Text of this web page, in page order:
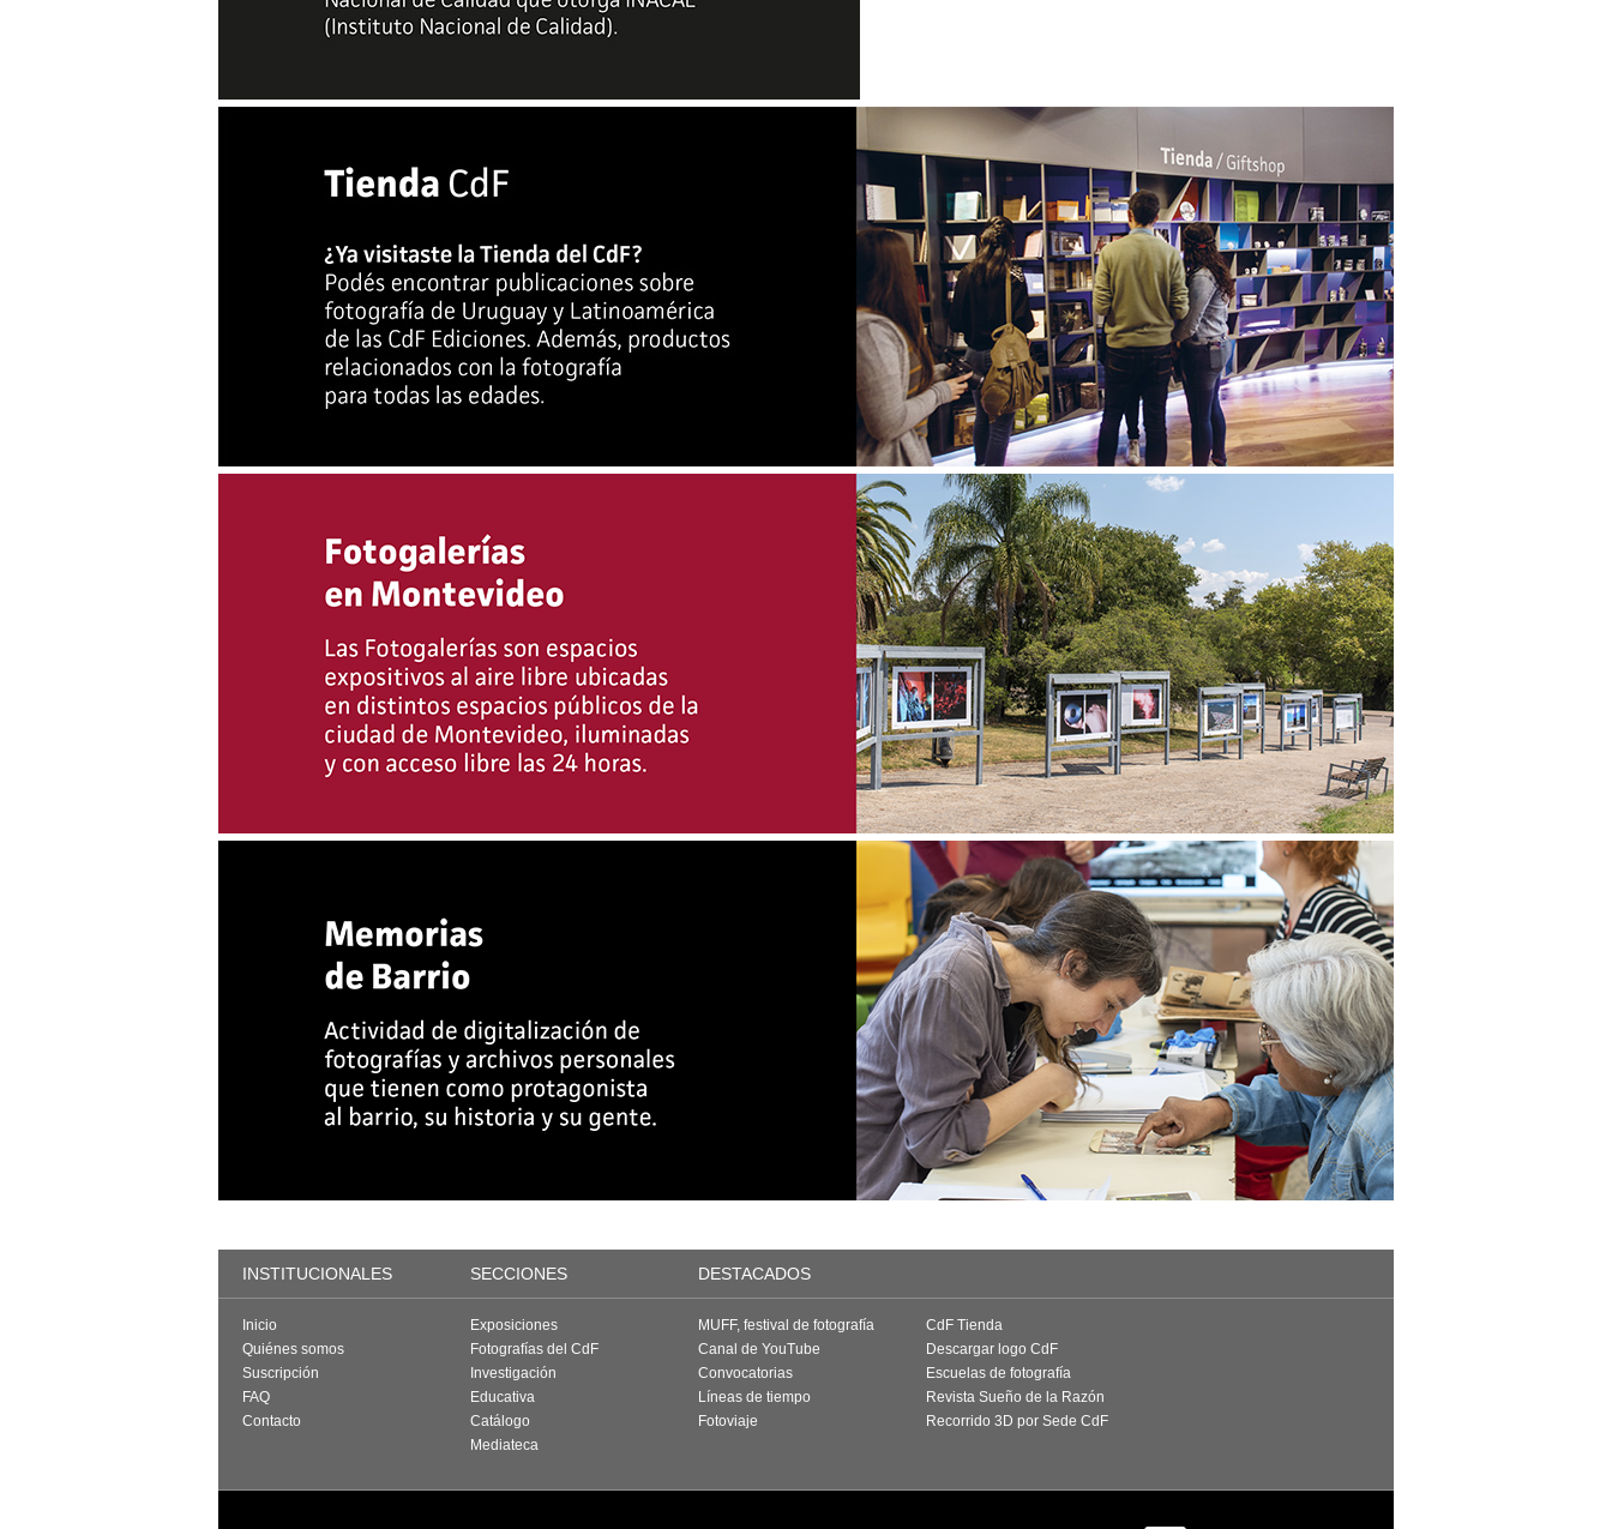
INSTITUCIONALES SECCIONES DESTACADOS
Inicio
Quiénes somos
Suscripción
FAQ
Contacto
Exposiciones
Fotografías del CdF
Investigación
Educativa
Catálogo
Mediateca
MUFF, festival de fotografía
Canal de YouTube
Convocatorias
Líneas de tiempo
Fotoviaje
CdF Tienda
Descargar logo CdF
Escuelas de fotografía
Revista Sueño de la Razón
Recorrido 3D por Sede CdF